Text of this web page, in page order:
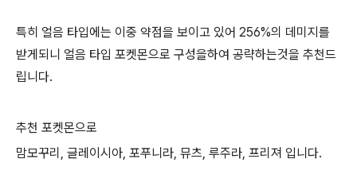
특히 얼음 타입에는 이중 약점을 보이고 있어 256%의 데미지를
받게되니 얼음 타입 포켓몬으로 구성을하여 공략하는것을 추천드
립니다.
추천 포켓몬으로
맘모꾸리, 글레이시아, 포푸니라, 뮤츠, 루주라, 프리져 입니다.